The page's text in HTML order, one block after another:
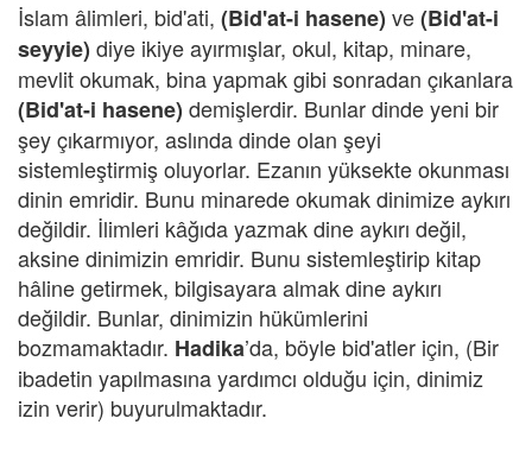
İslam âlimleri, bid'ati, (Bid'at-i hasene) ve(Bid'at-i
seyyie) diye ikiye ayırmışlar, okul, kitap, minare,
mevlit okumak, bina yapmak gibi sonradan çıkanlara
(Bid'at-i hasene) demişlerdir. Bunlar dinde yeni bir
şey çıkarmıyor, aslında dinde olan şeyi
sistemleştirmiş oluyorlar. Ezanın yüksekte okunması
dinin emridir. Bunu minarede okumak dinimize aykırı
değildir. İlimleri kâğıda yazmak dine aykırı değil,
aksine dinimizin emridir. Bunu sistemleştirip kitap
hâline getirmek, bilgisayara almak dine aykırı
değildir. Bunlar, dinimizin hükümlerini
bozmamaktadır. Hadika’da, böyle bid'atler için, (Bir
ibadetin yapılmasına yardımcı olduğu için, dinimiz
izin verir) buyurulmaktadır.